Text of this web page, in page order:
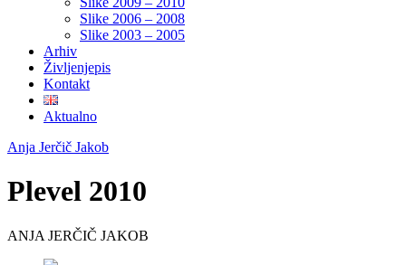
Slike 2006 – 2008
Slike 2003 – 2005
Arhiv
Življenjepis
Kontakt
Aktualno
Anja Jerčič Jakob
Plevel 2010
ANJA JERČIČ JAKOB